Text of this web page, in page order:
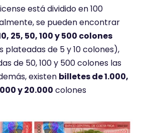
está dividido en 100
se pueden encontrar
25, 50, 100 y 500 colones
plateadas de 5 y 10 colones),
de 50, 100 y 500 colones las
existen billetes de 1.000,
y 20.000 colones